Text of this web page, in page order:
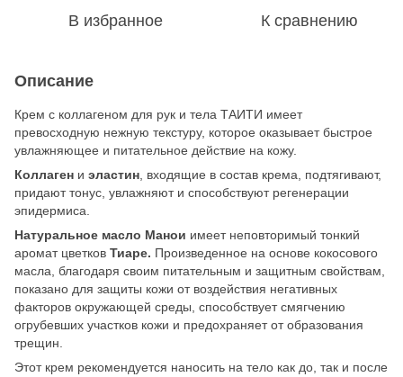
В избранное К сравнению
Описание
Крем с коллагеном для рук и тела ТАИТИ имеет
превосходную нежную текстуру, которое оказывает быстрое
увлажняющее и питательное действие на кожу.
Коллаген и эластин , входящие в состав крема, подтягивают,
придают тонус, увлажняют и способствуют регенерации
эпидермиса.
Натуральное масло Манои имеет неповторимый тонкий
аромат цветков Тиаре. Произведенное на основе кокосового
масла, благодаря своим питательным и защитным свойствам,
показано для защиты кожи от воздействия негативных
факторов окружающей среды, способствует смягчению
огрубевших участков кожи и предохраняет от образования
трещин.
Этот крем рекомендуется наносить на тело как до, так и после